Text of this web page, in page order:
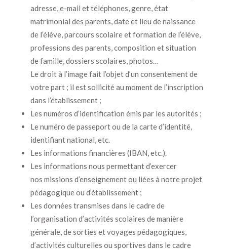
adresse, e-mail et téléphones, genre, état
matrimonial des parents, date et lieu de naissance
de l’élève, parcours scolaire et formation de l’élève,
professions des parents, composition et situation
de famille, dossiers scolaires, photos…
Le droit à l’image fait l’objet d’un consentement de
votre part ; il est sollicité au moment de l’inscription
dans l’établissement ;
Les numéros d’identification émis par les autorités ;
Le numéro de passeport ou de la carte d’identité,
identifiant national, etc.
Les informations financières (IBAN, etc.).
Les informations nous permettant d’exercer
nos missions d’enseignement ou liées à notre projet
pédagogique ou d’établissement ;
Les données transmises dans le cadre de
l’organisation d’activités scolaires de manière
générale, de sorties et voyages pédagogiques,
d’activités culturelles ou sportives dans le cadre